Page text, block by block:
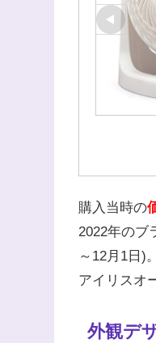
購入当時の
2022年のブ
～12月1日)。
アイリスオ
外観デ